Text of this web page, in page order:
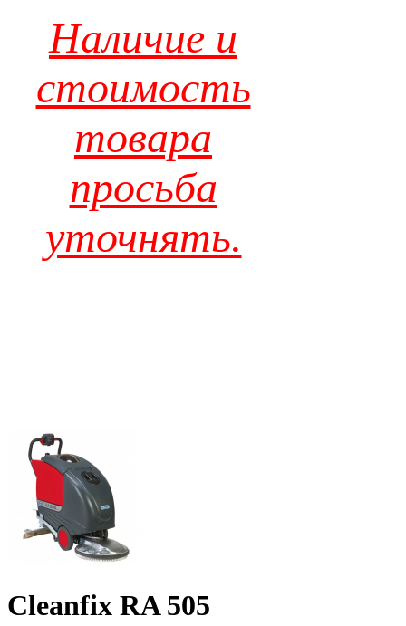
Наличие и
стоимость
товара
просьба
уточнять.
Cleanfix RA 505